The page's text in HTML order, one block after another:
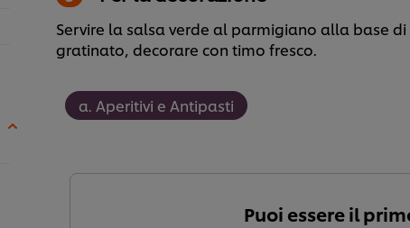
Servire la salsa verde al parmigiano alla base
gratinato, decorare con timo fresco.
a. Aperitivi e Antipasti
Puoi essere il